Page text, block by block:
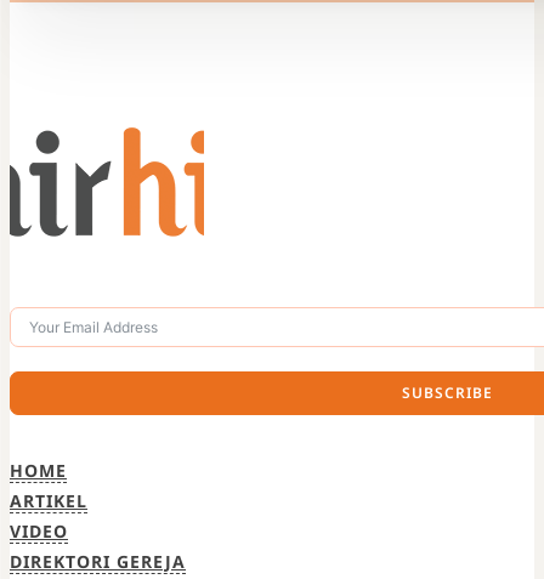
SUBSCRIBE
HOME
ARTIKEL
VIDEO
DIREKTORI GEREJA